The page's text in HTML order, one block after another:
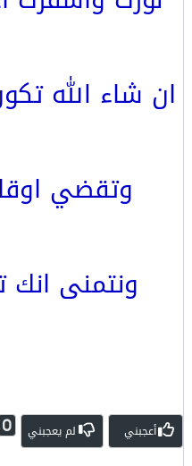
ان شاء الله
وتقضي
ونتمنى انك
أعجبني لم يعجبني 0